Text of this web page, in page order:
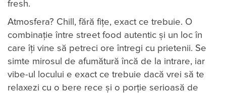
fresh.
Atmosfera? Chill, fără fițe, exact ce trebuie. O
combinație între street food autentic și un loc în
care îți vine să petreci ore întregi cu prietenii. Se
simte mirosul de afumătură încă de la intrare, iar
vibe-ul locului e exact ce trebuie dacă vrei să te
relaxezi cu o bere rece și o porție serioasă de